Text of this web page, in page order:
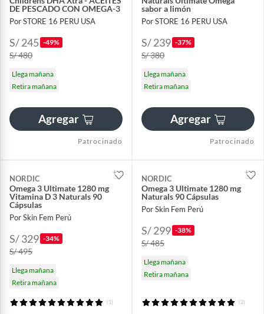
DE PESCADO CON OMEGA-3
Por STORE 16 PERU USA
S/ 245 -49%
S/ 480
Llega mañana
Retira mañana
Agregar
Patrocinado
sabor a limón
Por STORE 16 PERU USA
S/ 239 -37%
S/ 380
Llega mañana
Retira mañana
Agregar
Patrocinado
NORDIC
Omega 3 Ultimate 1280 mg
Vitamina D 3 Naturals 90
Cápsulas
Por Skin Fem Perú
S/ 329 -34%
S/ 495
Llega mañana
Retira mañana
(1)
NORDIC
Omega 3 Ultimate 1280 mg
Naturals 90 Cápsulas
Por Skin Fem Perú
S/ 299 -38%
S/ 485
Llega mañana
Retira mañana
(2)